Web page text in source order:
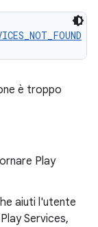
è troppo
Play
aiuti l'utente
Services,